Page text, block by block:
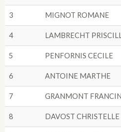
3 MIGNOT ROMANE
4 LAMBRECHT
5 PENFORNIS CECILE
6 ANTOINE MARTHE
7 GRANMONT
8 DAVOST CHRISTELLE